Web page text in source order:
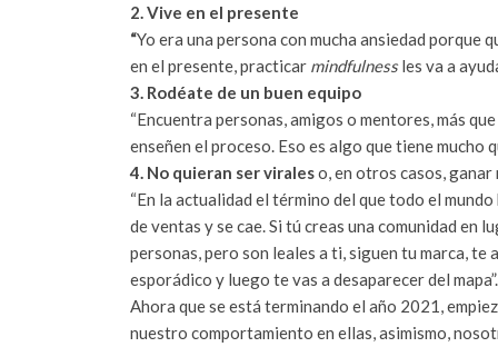
2. Vive en el presente
“Yo era una persona con mucha ansiedad porque
en el presente, practicar mindfulnessles va a
3. Rodéate de un buen equipo
“Encuentra personas, amigos o mentores, más
enseñen el proceso. Eso es algo que tiene mucho
4. No quieran ser viraleso, en otros casos,
“En la actualidad el término del que todo el mundo
de ventas y se cae. Si tú creas una comunidad en
personas, pero son leales a ti, siguen tu marca,
esporádico y luego te vas a desaparecer del mapa”.
Ahora que se está terminando el año 2021,
nuestro comportamiento en ellas, asimismo,